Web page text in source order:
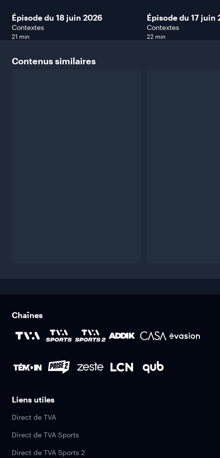
Épisode du 18 juin 2026
Contextes
21 min
Épisode du 17 juin
Contextes
22 min
Contenussimilaires
Chaînes
Liens utiles
Direct de TVA
Direct de TVA Sports
Direct de TVA Sports 2